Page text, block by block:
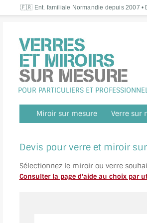
🇫🇷 Ent. familiale Normandie depuis 2007 •
POUR PARTICULIERS ET
Miroir sur mesure Verre sur
Devis pour verre et miroir
Sélectionnez le miroir ou verre
Consulter la page d'aide au choix par